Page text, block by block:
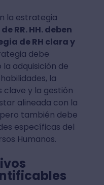
la estrategia
RR. HH. deben
de RH clara y
debe
adquisición de
la
y la gestión
alineada con la
también debe
específicas del
Humanos.